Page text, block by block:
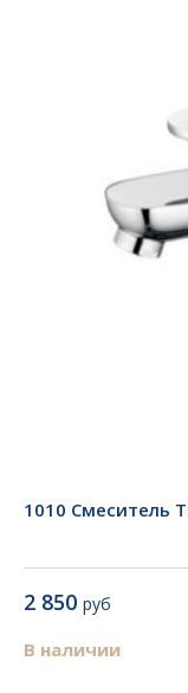
1010 Смеситель
2 850 руб
В наличии